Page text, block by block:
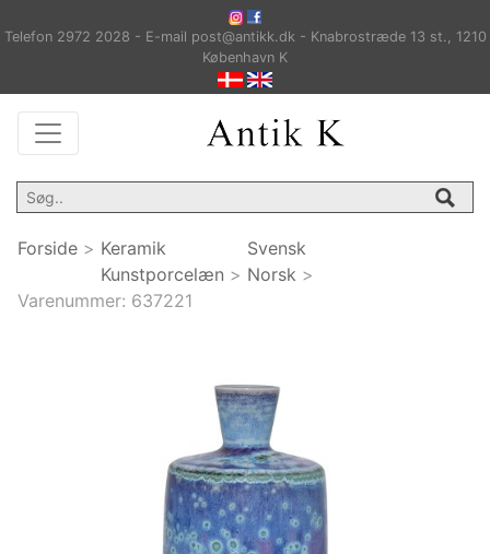
Telefon 2972 2028 - E-mail post@antikk.dk - Knabrostræde 13 st., 1210
København K
Forside > Keramik
Kunstporcelæn >
Svensk
Norsk >
Varenummer: 637221